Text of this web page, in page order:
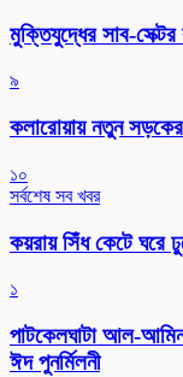
মুক্তিযুদ্ধের সাব-সেক্টর
৯
কলারোয়ায় নতুন
১০
সর্বশেষ সব খবর
কয়রায় সিঁধ কেটে ঘরে
১
পাটকেলঘাটা আল-আমিন
ঈদ পুনর্মিলনী